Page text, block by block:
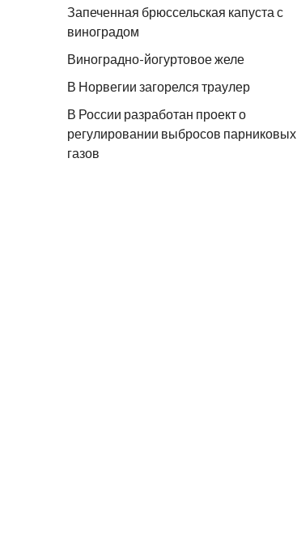
Запеченная брюссельская капуста с
виноградом
Виноградно-йогуртовое желе
В Норвегии загорелся траулер
В России разработан проект о
регулировании выбросов парниковых
газов